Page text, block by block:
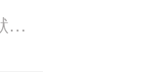
在重庆三峡学院书香氤氲的校园里，生化池默默承载着污水